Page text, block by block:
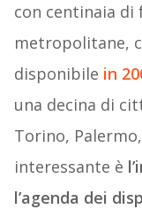
con centinaia
metropolitane,
disponibile in
una decina di
Torino,
interessante è
l’agenda dei